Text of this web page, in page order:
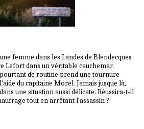
femme dans les Landes de Blendecques
Lefort dans un véritable cauchemar.
de routine prend une tournure
du capitaine Morel. Jamais jusque là,
une situation aussi délicate. Réussira-t-il
tout en arrêtant l'assassin ?